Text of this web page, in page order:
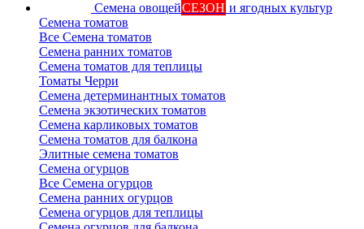
Семена овощейСЕЗОН и ягодных культур
Семена томатов
Все Семена томатов
Семена ранних томатов
Семена томатов для теплицы
Томаты Черри
Семена детерминантных томатов
Семена экзотических томатов
Семена карликовых томатов
Семена томатов для балкона
Элитные семена томатов
Семена огурцов
Все Семена огурцов
Семена ранних огурцов
Семена огурцов для теплицы